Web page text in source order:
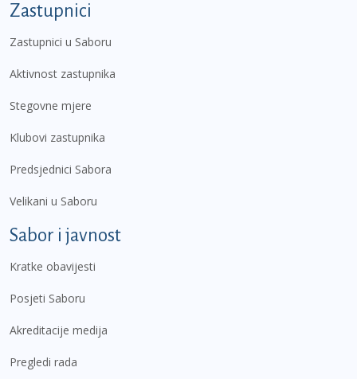
Zastupnici
Zastupnici u Saboru
Aktivnost zastupnika
Stegovne mjere
Klubovi zastupnika
Predsjednici Sabora
Velikani u Saboru
Sabor i javnost
Kratke obavijesti
Posjeti Saboru
Akreditacije medija
Pregledi rada